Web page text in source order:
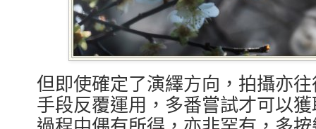
但即使確定了演繹方向，拍攝亦
手段反覆運用，多番嘗試才可以